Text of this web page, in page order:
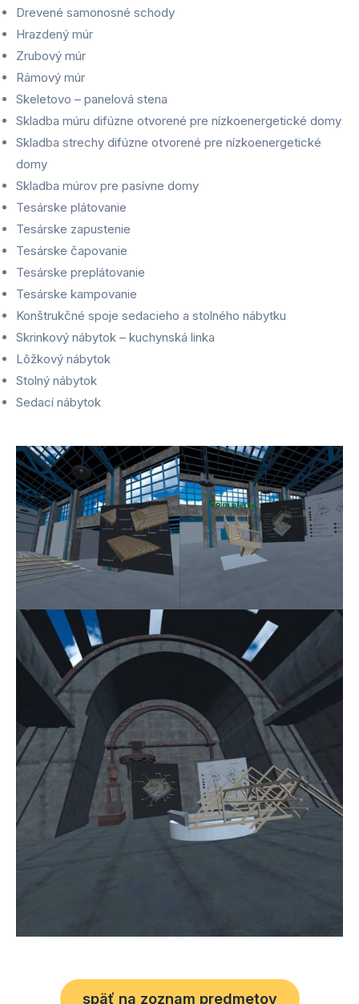
Drevené samonosné schody
Hrazdený múr
Zrubový múr
Rámový múr
Skeletovo – panelová stena
Skladba múru difúzne otvorené pre nízkoenergetické domy
Skladba strechy difúzne otvorené pre nízkoenergetické
domy
Skladba múrov pre pasívne domy
Tesárske plátovanie
Tesárske zapustenie
Tesárske čapovanie
Tesárske preplátovanie
Tesárske kampovanie
Konštrukčné spoje sedacieho a stolného nábytku
Skrinkový nábytok – kuchynská linka
Lôžkový nábytok
Stolný nábytok
Sedací nábytok
späť na zoznam predmetov